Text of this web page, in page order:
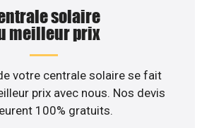
solaire
meilleur prix
votre centrale solaire se fait
prix avec nous. Nos devis
100% gratuits.